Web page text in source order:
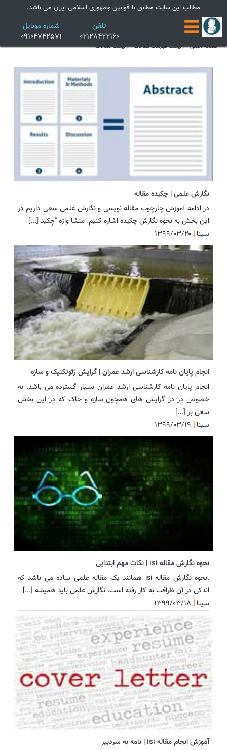
مطالب این سایت مطابق با قوانین جمهوری اسلامی ایران می باشد.
شماره موبایل
09104742571
تلفن
02128422160
×
صفحه اصلی لیست فهرست مقالات لیست مقالات
نگارش علمی | چکیده مقاله
در ادامه آموزش چارچوب مقاله نویسی و نگارش علمی سعی داریم در
این بخش به نحوه نگارش چکیده اشاره کنیم. منشا واژه "چکید [...]
۱۳۹۹/۰۳/۲۰ | سینا
انجام پایان نامه کارشناسی ارشد عمران | گرایش ژئوتکنیک و سازه
انجام پایان نامه کارشناسی ارشد عمران بسیار گسترده می باشد. به
خصوص در در گرایش های همچون سازه و خاک که در این بخش
سعی بر [...]
۱۳۹۹/۰۳/۱۹ | سینا
نحوه نگارش مقاله isi | نکات مهم ابتدایی
.نحوه نگارش مقاله isi همانند یک مقاله علمی ساده می باشد که
اندکی در آن ظرافت به کار رفته است. نگارش علمی باید همیشه [...]
۱۳۹۹/۰۳/۱۸ | سینا
آموزش انجام مقاله isi | نامه به سردبیر